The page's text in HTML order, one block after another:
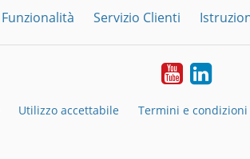
Funzionalità Servizio Clienti
YouTube
Utilizzo accettabile Termini e condizioni